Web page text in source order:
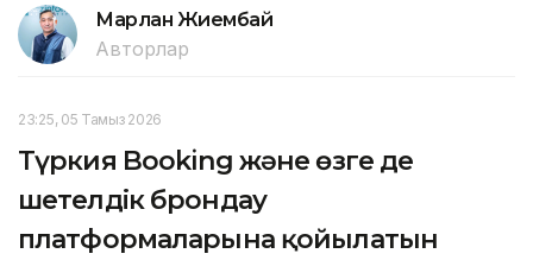
Марлан Жиембай
Авторлар
23:25, 05 Тамыз 2026
Түркия Booking және өзге де
шетелдік брондау
платформаларына қойылатын